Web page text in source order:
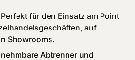
Perfekt für den Einsatz am Point
auf
Showrooms.
Abtrenner und